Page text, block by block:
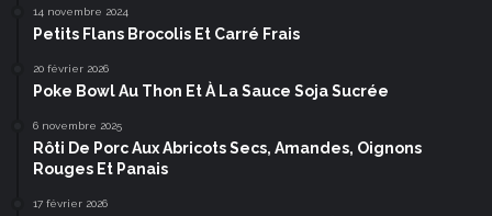
14 novembre 2024
Petits Flans Brocolis Et Carré Frais
20 février 2026
Poke Bowl Au Thon Et À La Sauce Soja Sucrée
6 novembre 2025
Rôti De Porc Aux Abricots Secs, Amandes, Oignons
Rouges Et Panais
17 février 2026